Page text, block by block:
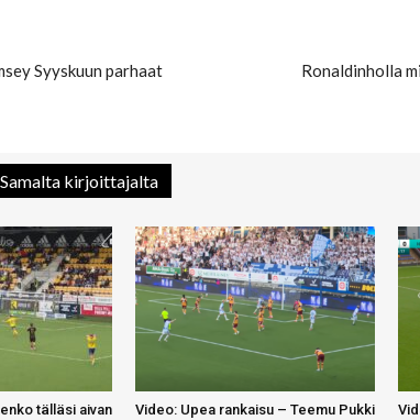
Syyskuun parhaat
Ronaldinholla
Samalta kirjoittajalta
tälläsi aivan
Video: Upea rankaisu – Teemu Pukki